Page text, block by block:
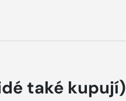
také kupují)